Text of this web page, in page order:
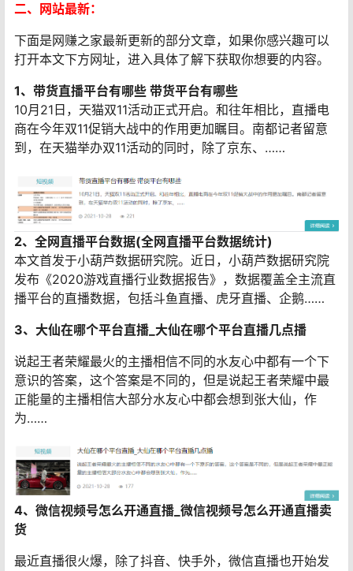
二、网站最新：
下面是网赚之家最新更新的部分文章，如果你感兴趣可以
打开本文下方网址，进入具体了解下获取你想要的内容。
1、带货直播平台有哪些 带货平台有哪些
10月21日，天猫双11活动正式开启。和往年相比，直播电
商在今年双11促销大战中的作用更加瞩目。南都记者留意
到，在天猫举办双11活动的同时，除了京东、……
2、全网直播平台数据(全网直播平台数据统计)
本文首发于小葫芦数据研究院。近日，小葫芦数据研究院
发布《2020游戏直播行业数据报告》，数据覆盖全主流直
播平台的直播数据，包括斗鱼直播、虎牙直播、企鹅……
3、大仙在哪个平台直播_大仙在哪个平台直播几点播
说起王者荣耀最火的主播相信不同的水友心中都有一个下
意识的答案，这个答案是不同的，但是说起王者荣耀中最
正能量的主播相信大部分水友心中都会想到张大仙，作
为……
4、微信视频号怎么开通直播_微信视频号怎么开通直播卖
货
最近直播很火爆，除了抖音、快手外，微信直播也开始发